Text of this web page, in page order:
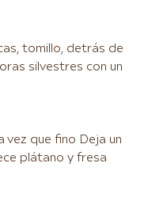
tomillo, detrás de
silvestres con un
que fino Deja un
plátano y fresa